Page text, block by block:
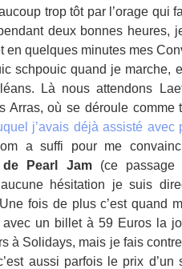
trop tôt par l’orage qui
deux bonnes heures,
en quelques minutes mes
schpouic quand je marche,
Là nous attendons
Arras, où se déroule
j’avais déjà assisté avec
a suffi pour me
de Pearl Jam(ce passage
hésitation je suis
fois de plus c’est quand
avec un billet à 59 Euros la
à Solidays, mais je fais
aussi parfois le prix